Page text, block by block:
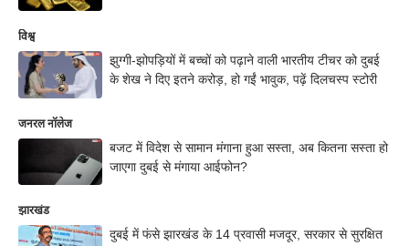
विश्व
झुग्गी-झोपड़ियों में बच्चों को पढ़ाने वाली भारतीय टीचर को दुबई
के शेख ने दिए इतने करोड़, हो गईं भावुक, पढ़ें दिलचस्प स्टोरी
जनरल नॉलेज
बजट में विदेश से सामान मंगाना हुआ सस्ता, अब कितना सस्ता हो
जाएगा दुबई से मंगाया आईफोन?
झारखंड
दुबई में फंसे झारखंड के 14 प्रवासी मजदूर, सरकार से सुरक्षित